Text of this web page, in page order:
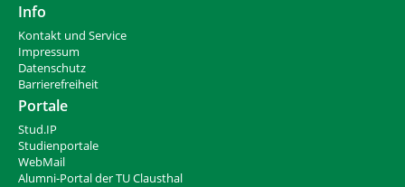
Info
Kontakt und Service
Impressum
Datenschutz
Barrierefreiheit
Portale
Stud.IP
Studienportale
WebMail
Alumni-Portal der TU Clausthal